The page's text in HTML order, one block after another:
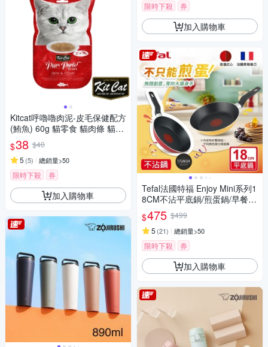
Kitcat呼嚕嚕肉泥-皮毛保健配方
(鮪魚) 60g 貓零食 貓肉條 貓肉
泥 化毛 牛磺酸 保健零食
$38 $40
5 (5) 總銷量>50
限時下殺 券
加入購物車
限時下殺 券
加入購物車
Tefal法國特福 Enjoy Mini系列1
8CM不沾平底鍋/煎蛋鍋/早餐鍋
(兩色可選)
$475 $499
5 (21) 總銷量>50
限時下殺 券
加入購物車